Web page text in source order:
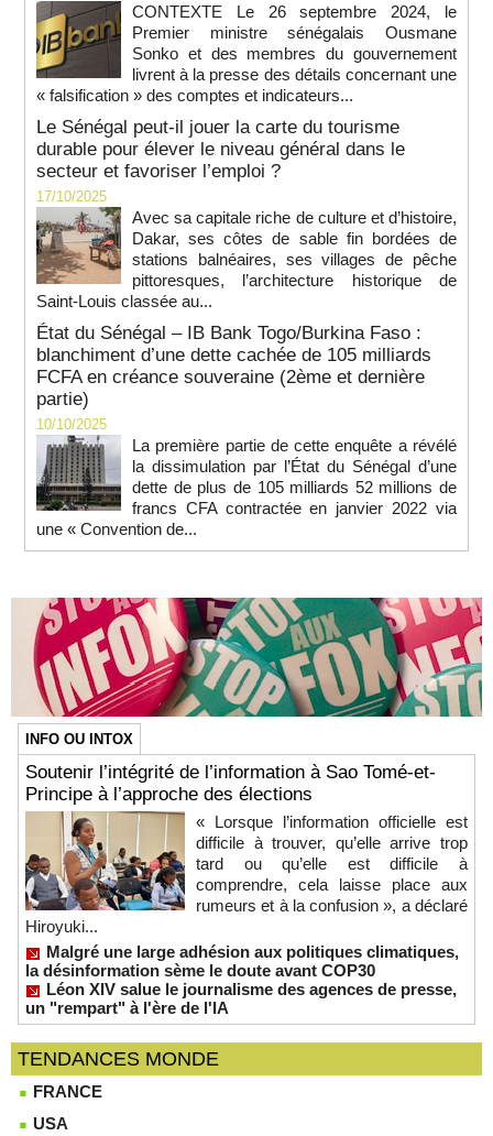
CONTEXTE Le 26 septembre 2024, le
Premier ministre sénégalais Ousmane
Sonko et des membres du gouvernement
livrent à la presse des détails concernant une
« falsification » des comptes et indicateurs...
Le Sénégal peut-il jouer la carte du tourisme
durable pour élever le niveau général dans le
secteur et favoriser l’emploi ?
17/10/2025
Avec sa capitale riche de culture et d’histoire,
Dakar, ses côtes de sable fin bordées de
stations balnéaires, ses villages de pêche
pittoresques, l’architecture historique de
Saint-Louis classée au...
État du Sénégal – IB Bank Togo/Burkina Faso :
blanchiment d’une dette cachée de 105 milliards
FCFA en créance souveraine (2ème et dernière
partie)
10/10/2025
La première partie de cette enquête a révélé
la dissimulation par l’État du Sénégal d’une
dette de plus de 105 milliards 52 millions de
francs CFA contractée en janvier 2022 via
une « Convention de...
INFO OU INTOX
Soutenir l’intégrité de l’information à Sao Tomé-et-
Principe à l’approche des élections
« Lorsque l’information officielle est
difficile à trouver, qu’elle arrive trop
tard ou qu’elle est difficile à
comprendre, cela laisse place aux
rumeurs et à la confusion », a déclaré
Hiroyuki...
Malgré une large adhésion aux politiques climatiques,
la désinformation sème le doute avant COP30
Léon XIV salue le journalisme des agences de presse,
un "rempart" à l'ère de l'IA
TENDANCES MONDE
FRANCE
USA